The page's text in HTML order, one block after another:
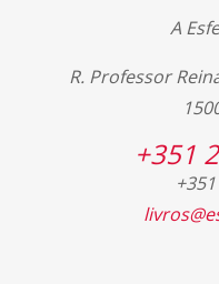
A
R. Professor
+351